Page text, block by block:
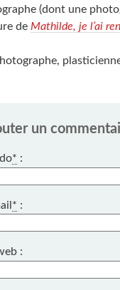
(dont une
de Mathilde, je l’ai
un
* :
* :
: